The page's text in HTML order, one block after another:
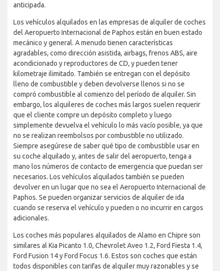
anticipada.
Los vehículos alquilados en las empresas de alquiler de coches
del Aeropuerto Internacional de Paphos están en buen estado
mecánico y general. A menudo tienen características
agradables, como dirección asistida, airbags, frenos ABS, aire
acondicionado y reproductores de CD, y pueden tener
kilometraje ilimitado. También se entregan con el depósito
lleno de combustible y deben devolverse llenos si no se
compró combustible al comienzo del período de alquiler. Sin
embargo, los alquileres de coches más largos suelen requerir
que el cliente compre un depósito completo y luego
simplemente devuelva el vehículo lo más vacío posible, ya que
no se realizan reembolsos por combustible no utilizado.
Siempre asegúrese de saber qué tipo de combustible usar en
su coche alquilado y, antes de salir del aeropuerto, tenga a
mano los números de contacto de emergencia que puedan ser
necesarios. Los vehículos alquilados también se pueden
devolver en un lugar que no sea el Aeropuerto Internacional de
Paphos. Se pueden organizar servicios de alquiler de ida
cuando se reserva el vehículo y pueden o no incurrir en cargos
adicionales.
Los coches más populares alquilados de Alamo en Chipre son
similares al Kia Picanto 1.0, Chevrolet Aveo 1.2, Ford Fiesta 1.4,
Ford Fusion 14 y Ford Focus 1.6. Estos son coches que están
todos disponibles con tarifas de alquiler muy razonables y se